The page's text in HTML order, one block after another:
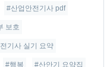
#산업안전기사 pdf
보호
기사 실기 요약
#행복 #산안기 요약집